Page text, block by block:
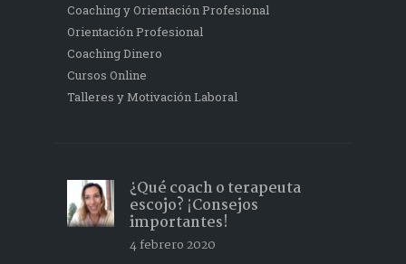
Coaching y Orientación Profesional
Orientación Profesional
Coaching Dinero
Cursos Online
Talleres y Motivación Laboral
¿Qué coach o terapeuta
escojo? ¡Consejos
importantes!
4 febrero 2020